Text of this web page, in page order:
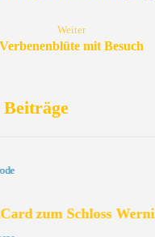
Weiter
Verbenenblüte mit Besuch
Beiträge
zum Schloss